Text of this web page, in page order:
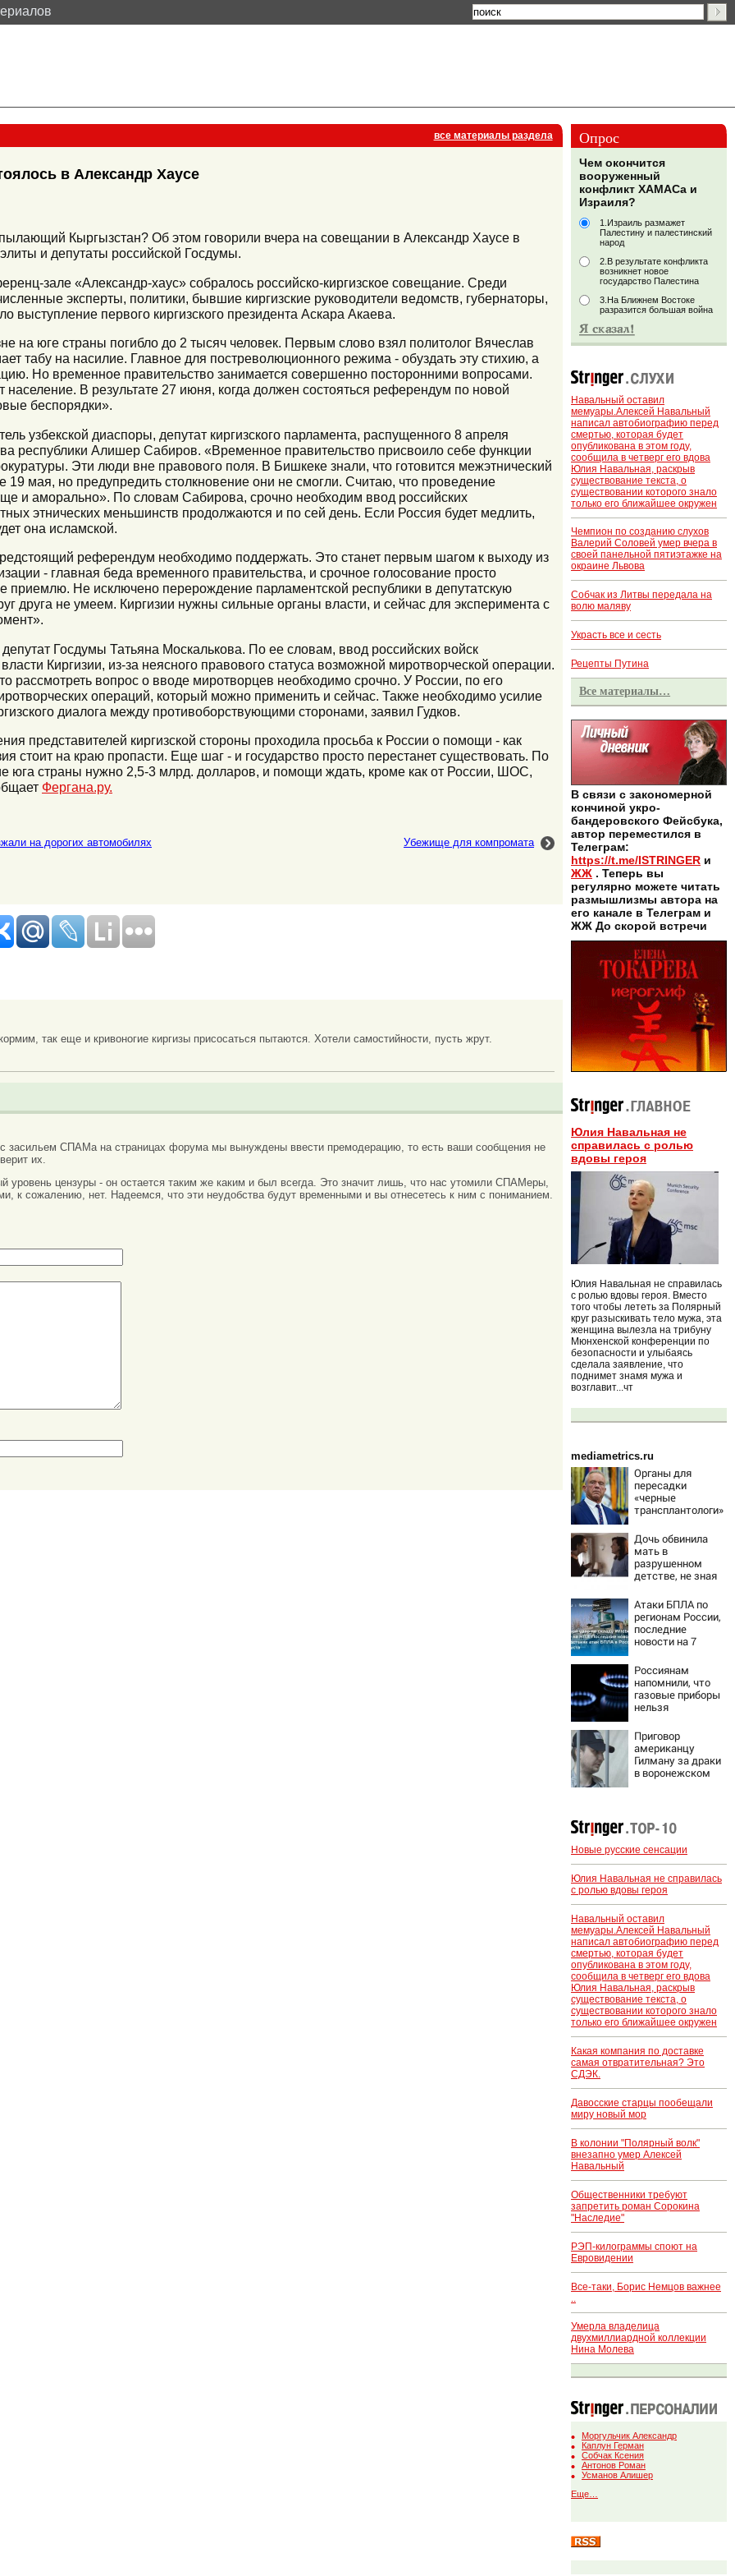
все материалы раздела
в Александр Хаусе
Кыргызстан? Об этом говорили вчера на совещании в Александр Хаусе в
и депутаты российской Госдумы.
зале «Александр-хаус» собралось российско-киргизское совещание. Среди
эксперты, политики, бывшие киргизские руководители ведомств, губернаторы,
выступление первого киргизского президента Аскара Акаева.
на юге страны погибло до 2 тысяч человек. Первым слово взял политолог Вячеслав
табу на насилие. Главное для постреволюционного режима - обуздать эту стихию, а
Но временное правительство занимается совершенно посторонними вопросами.
В результате 27 июня, когда должен состояться референдум по новой
беспорядки».
узбекской диаспоры, депутат киргизского парламента, распущенного 8 апреля
республики Алишер Сабиров. «Временное правительство присвоило себе функции
Эти люди вне правового поля. В Бишкеке знали, что готовится межэтнический
мая, но предупредить столкновение они не смогли. Считаю, что проведение
и аморально». По словам Сабирова, срочно необходим ввод российских
этнических меньшинств продолжаются и по сей день. Если Россия будет медлить,
она исламской.
референдум необходимо поддержать. Это станет первым шагом к выходу из
- главная беда временного правительства, и срочное голосование просто
приемлю. Не исключено перерождение парламентской республики в депутатскую
друга не умеем. Киргизии нужны сильные органы власти, и сейчас для эксперимента с
Госдумы Татьяна Москалькова. По ее словам, ввод российских войск
Киргизии, из-за неясного правового статуса возможной миротворческой операции.
рассмотреть вопрос о вводе миротворцев необходимо срочно. У России, по его
операций, который можно применить и сейчас. Также необходимо усилие
диалога между противоборствующими сторонами, заявил Гудков.
представителей киргизской стороны проходила просьба к России о помощи - как
стоит на краю пропасти. Еще шаг - и государство просто перестанет существовать. По
юга страны нужно 2,5-3 млрд. долларов, и помощи ждать, кроме как от России, ШОС,
Фергана.ру.
на дорогих автомобилях
Убежище для компромата
так еще и кривоногие киргизы присосаться пытаются. Хотели самостийности, пусть жрут.
с засильем СПАМа на страницах форума мы вынуждены ввести премодерацию, то есть ваши сообщения не
их.
уровень цензуры - он остается таким же каким и был всегда. Это значит лишь, что нас утомили СПАМеры,
к сожалению, нет. Надеемся, что эти неудобства будут временными и вы отнесетесь к ним с пониманием.
Опрос
Чем окончится
вооруженный
конфликт ХАМАСа и
Израиля?
1.Израиль размажет
Палестину и палестинский
народ
2.В результате конфликта
возникнет новое
государство Палестина
3.На Ближнем Востоке
разразится большая война
Навальный оставил
мемуары.Алексей Навальный
написал автобиографию перед
смертью, которая будет
опубликована в этом году,
сообщила в четверг его вдова
Юлия Навальная, раскрыв
существование текста, о
существовании которого знало
только его ближайшее окружен
Чемпион по созданию слухов
Валерий Соловей умер вчера в
своей панельной пятиэтажке на
окраине Львова
Собчак из Литвы передала на
волю маляву
Украсть все и сесть
Рецепты Путина
Все материалы…
В связи с закономерной
кончиной укро-
бандеровского Фейсбука,
автор переместился в
Телеграм:
https://t.me/ISTRINGER и
ЖЖ . Теперь вы
регулярно можете читать
размышлизмы автора на
его канале в Телеграм и
ЖЖ До скорой встречи
Юлия Навальная не
справилась с ролью
вдовы героя
Юлия Навальная не справилась
с ролью вдовы героя. Вместо
того чтобы лететь за Полярный
круг разыскивать тело мужа, эта
женщина вылезла на трибуну
Мюнхенской конференции по
безопасности и улыбаясь
сделала заявление, что
поднимет знамя мужа и
возглавит...чт
mediametrics.ru
Органы для
пересадки
«черные
трансплантологи»
живых пациентов
Дочь обвинила
мать в
разрушенном
детстве, не зная
своём отце -
история одной
семьи
Атаки БПЛА по
регионам России,
последние
новости на 7
последствия,
атаки на склады
Wildberries,
состояние
пострадавших
Россиянам
напомнили, что
газовые приборы
нельзя
самостоятельно
Приговор
американцу
Гилману за драки
в воронежском
Новости на
Вести.ru
Новые русские сенсации
Юлия Навальная не справилась
с ролью вдовы героя
Навальный оставил
мемуары.Алексей Навальный
написал автобиографию перед
смертью, которая будет
опубликована в этом году,
сообщила в четверг его вдова
Юлия Навальная, раскрыв
существование текста, о
существовании которого знало
только его ближайшее окружен
Какая компания по доставке
самая отвратительная? Это
СДЭК.
Давосские старцы пообещали
миру новый мор
В колонии "Полярный волк"
внезапно умер Алексей
Навальный
Общественники требуют
запретить роман Сорокина
"Наследие"
РЭП-килограммы споют на
Евровидении
Все-таки, Борис Немцов важнее
Умерла владелица
двухмиллиардной коллекции
Нина Молева
Моргульчик Александр
Каплун Герман
Собчак Ксения
Антонов Роман
Усманов Алишер
Еще…